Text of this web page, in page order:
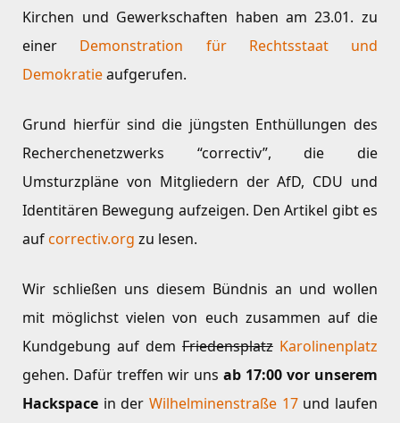
Kirchen und Gewerkschaften haben am 23.01. zu
einer Demonstration für Rechtsstaat und
Demokratieaufgerufen.
Grund hierfür sind die jüngsten Enthüllungen des
Recherchenetzwerks “correctiv”, die die
Umsturzpläne von Mitgliedern der AfD, CDU und
Identitären Bewegung aufzeigen. Den Artikel gibt es
aufcorrectiv.orgzu lesen.
Wir schließen uns diesem Bündnis an und wollen
mit möglichst vielen von euch zusammen auf die
Kundgebung auf dem FriedensplatzKarolinenplatz
gehen. Dafür treffen wir uns ab 17:00 vor unserem
Hackspace in der Wilhelminenstraße 17 und laufen